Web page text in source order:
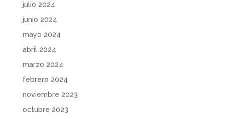
julio 2024
junio 2024
mayo 2024
abril 2024
marzo 2024
febrero 2024
noviembre 2023
octubre 2023